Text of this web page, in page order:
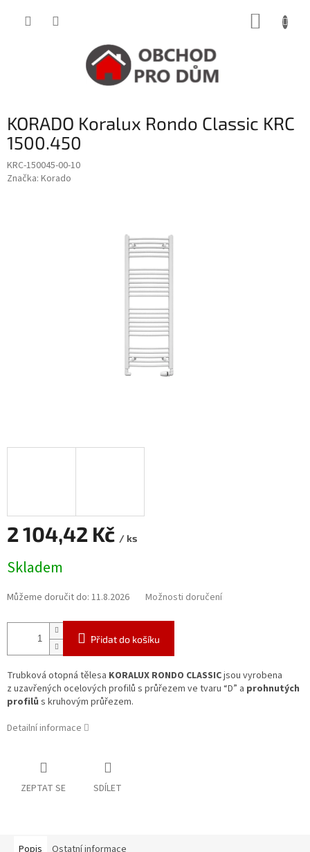
KORADO Koralux Rondo Classic KRC
1500.450
KRC-150045-00-10
Značka: Korado
2 104,42 Kč / ks
cena:
Skladem
Můžeme doručit do: 11.8.2026 Možnosti doručení
Přidat do košíku
Trubková otopná tělesa KORALUX RONDO CLASSICjsou vyrobena
z uzavřených ocelových profilů s průřezem ve tvaru “D” a prohnutých
profilů s kruhovým průřezem.
Detailní informace
ZEPTAT SE SDÍLET